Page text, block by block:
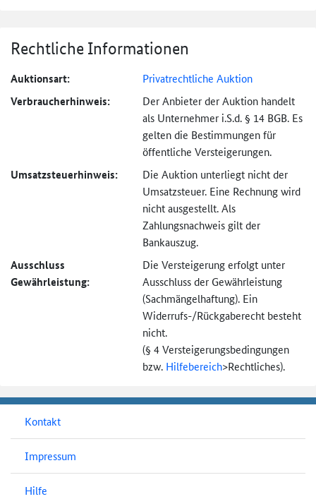
Rechtliche Informationen
Auktionsart: Privatrechtliche Auktion
Verbraucher­hinweis:
Der Anbieter der Auktion handelt
als Unternehmer i.S.d. § 14 BGB. Es
gelten die Bestimmungen für
öffentliche Versteigerungen.
Umsatzsteuer­hinweis:
Die Auktion unterliegt nicht der
Umsatzsteuer. Eine Rechnung wird
nicht ausgestellt. Als
Zahlungsnachweis gilt der
Bankauszug.
Ausschluss
Gewährleistung:
Die Versteigerung erfolgt unter
Ausschluss der Gewährleistung
(Sachmängel­haftung). Ein
Widerrufs-/Rückgaberecht besteht
nicht.
(§ 4 Versteigerungs­bedingungen
bzw. Hilfebereich>Rechtliches).
Kontakt
Impressum
Hilfe